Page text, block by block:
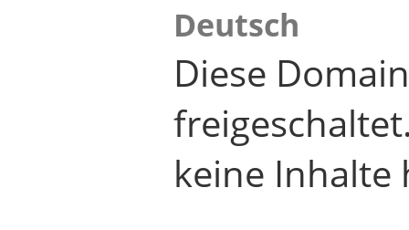
Deutsch
Diese
keine Inhalte